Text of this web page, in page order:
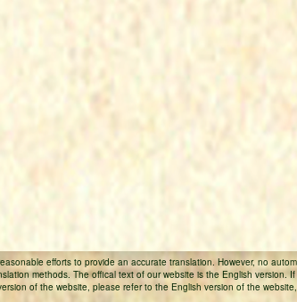
efforts to provide an accurate translation. However, no
methods. The offical text of our website is the English version.
of the website, please refer to the English version of the